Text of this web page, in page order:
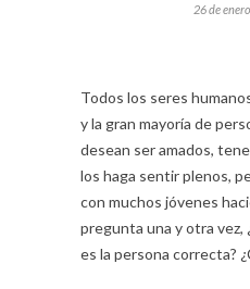
26 de
Todos los seres
y la gran mayoría de
desean ser amados,
los haga sentir plenos,
con muchos jóvenes
pregunta una y otra vez,
es la persona correcta?